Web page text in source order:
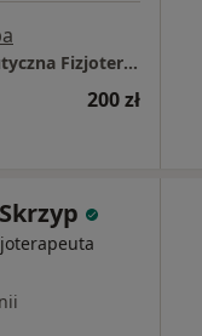
Indywidualna Praktyka Fizjoterapeutyczna Fizjoterapia Jordan Tomaszewski
200 zł